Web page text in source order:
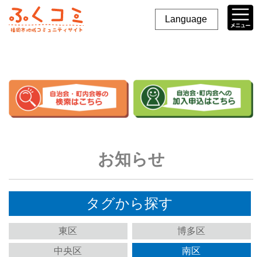
Language
お知らせ
タグから探す
東区
博多区
中央区
南区